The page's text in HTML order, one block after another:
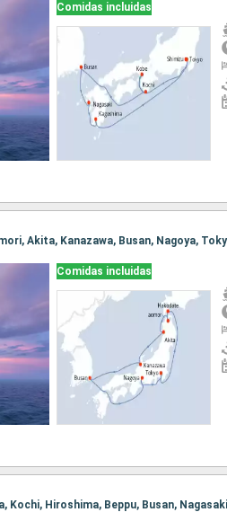
Comidas incluidas
Akita, Kanazawa, Busan, Nagoya,
Comidas incluidas
Kochi, Hiroshima, Beppu, Busan,